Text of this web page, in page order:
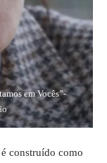
em Vocês”-
é construído como